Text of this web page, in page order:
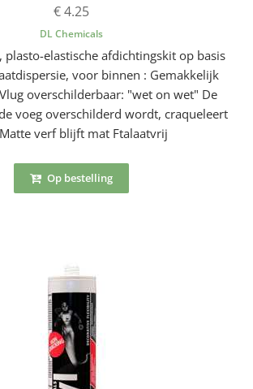
€ 4.25
DL Chemicals
plasto-elastische afdichtingskit op basis
voor binnen : Gemakkelijk
overschilderbaar: "wet on wet" De
voeg overschilderd wordt, craqueleert
verf blijft mat Ftalaatvrij
Op bestelling